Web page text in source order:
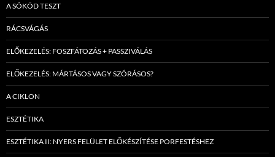
A SÓKÖD TESZT
RÁCSVÁGÁS
ELŐKEZELÉS: FOSZFÁTOZÁS + PASSZIVÁLÁS
ELŐKEZELÉS: MÁRTÁSOS VAGY SZÓRÁSOS?
A CIKLON
ESZTÉTIKA
ESZTÉTIKA II: NYERS FELÜLET ELŐKÉSZÍTÉSE PORFESTÉSHEZ